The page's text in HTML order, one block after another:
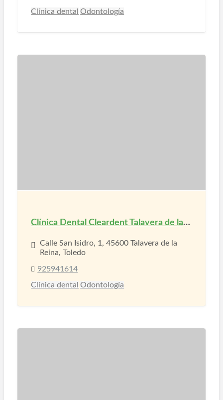
Clínica dental Odontología
Clínica Dental Cleardent Talavera de la Reina
Calle San Isidro, 1, 45600 Talavera de la
Reina, Toledo
925941614
Clínica dental Odontología